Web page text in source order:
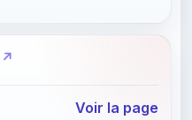
Voir la page